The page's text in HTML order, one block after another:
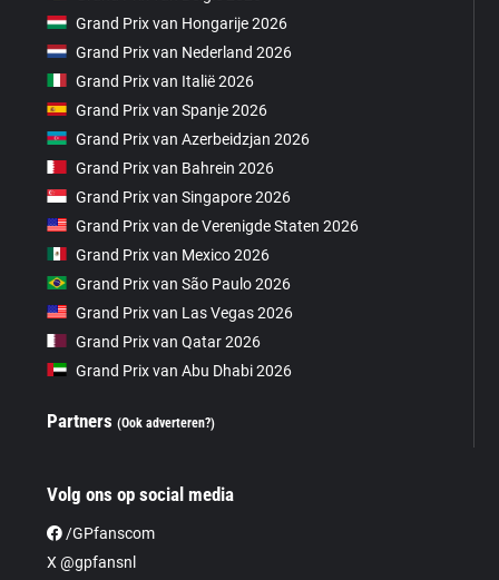
Grand Prix van Hongarije 2026
Grand Prix van Nederland 2026
Grand Prix van Italië 2026
Grand Prix van Spanje 2026
Grand Prix van Azerbeidzjan 2026
Grand Prix van Bahrein 2026
Grand Prix van Singapore 2026
Grand Prix van de Verenigde Staten 2026
Grand Prix van Mexico 2026
Grand Prix van São Paulo 2026
Grand Prix van Las Vegas 2026
Grand Prix van Qatar 2026
Grand Prix van Abu Dhabi 2026
Partners(Ook adverteren?)
Volg ons op social media
/GPfanscom
X @gpfansnl